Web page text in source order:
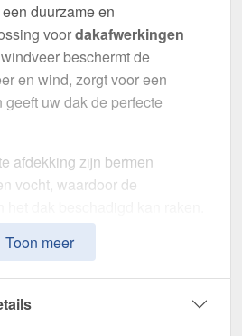
duurzame en
voordakafwerkingen
beschermt de
en wind, zorgt voor een
uw dak de perfecte
afdekking zijn bermen
vocht, waardoor de
ontwikkeld om de
af te dichten
Hij maakt indruk door zijn
hoge weerstand en robuuste
Toon meer